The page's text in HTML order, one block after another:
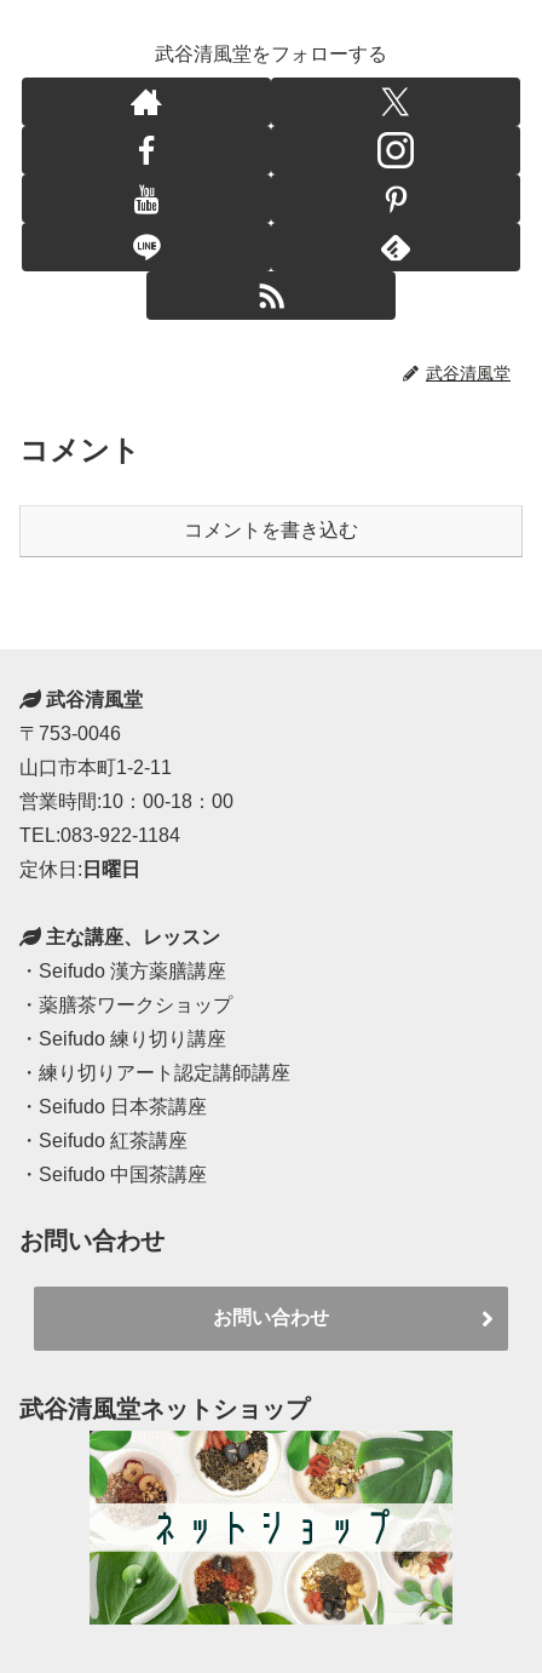
武谷清風堂をフォローする
武谷清風堂
コメント
コメントを書き込む
武谷清風堂
〒753-0046
山口市本町1-2-11
営業時間:10：00-18：00
TEL:083-922-1184
定休日: 日曜日
主な講座、レッスン
・Seifudo 漢方薬膳講座
・薬膳茶ワークショップ
・Seifudo 練り切り講座
・練り切りアート認定講師講座
・Seifudo 日本茶講座
・Seifudo 紅茶講座
・Seifudo 中国茶講座
お問い合わせ
お問い合わせ
武谷清風堂ネットショップ